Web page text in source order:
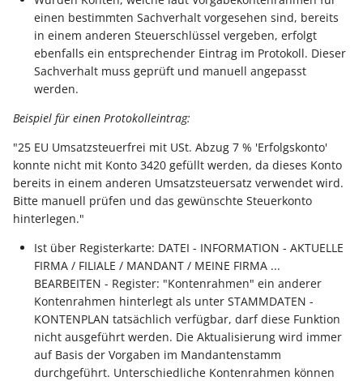
einen bestimmten Sachverhalt vorgesehen sind, bereits
in einem anderen Steuerschlüssel vergeben, erfolgt
ebenfalls ein entsprechender Eintrag im Protokoll. Dieser
Sachverhalt muss geprüft und manuell angepasst
werden.
Beispiel für einen Protokolleintrag:
"25 EU Umsatzsteuerfrei mit USt. Abzug 7 % 'Erfolgskonto'
konnte nicht mit Konto 3420 gefüllt werden, da dieses Konto
bereits in einem anderen Umsatzsteuersatz verwendet wird.
Bitte manuell prüfen und das gewünschte Steuerkonto
hinterlegen."
Ist über Registerkarte: DATEI - INFORMATION - AKTUELLE
FIRMA / FILIALE / MANDANT / MEINE FIRMA ...
BEARBEITEN - Register: "Kontenrahmen" ein anderer
Kontenrahmen hinterlegt als unter STAMMDATEN -
KONTENPLAN tatsächlich verfügbar, darf diese Funktion
nicht ausgeführt werden. Die Aktualisierung wird immer
auf Basis der Vorgaben im Mandantenstamm
durchgeführt. Unterschiedliche Kontenrahmen können
vCalendar-Dateien
Individuelle Schaubilder
Hyperlink-Unterstützung
in Übersichten und in
Detail-Ansichten
Übersichten: Drag & Drop -
Unterstützung für vCards
Bereinigungsassistent -
Archiv-Mandant
Datenerfassung vor dem
Programmstart
Regel-Anweisungsart:
Feldzuweisungen
Regel-Anweisungsart:
Mandantenregel:
Sofortnachricht bei
Tageswechsel
der Positionserfassung
beim Wandeln
Datenprüfung über
definierbar - Bereichs-
Aktionen
Grundpreis-Einheiten
Export und Import
anpassen
LCD-Kundendisplay für
Kassensysteme
Nullbeleg ausdrucken
Auftragsnummern in
Gestalten von
Kassenbelegen
Verschiedene
Auswertungen -
verschiedene Werte